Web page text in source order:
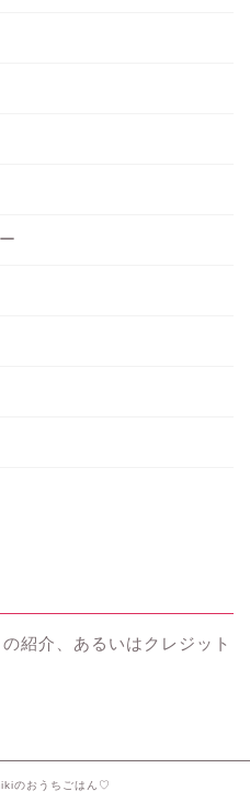
紹介、あるいはクレジット
のおうちごはん♡